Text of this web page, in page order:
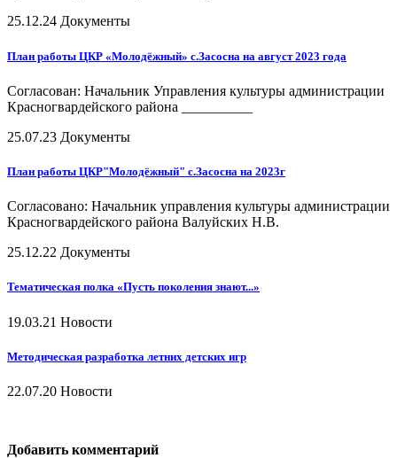
25.12.24 Документы
План работы ЦКР «Молодёжный» с.Засосна на август 2023 года
Согласован: Начальник Управления культуры администрации
Красногвардейского района __________
25.07.23 Документы
План работы ЦКР"Молодёжный" с.Засосна на 2023г
Согласовано: Начальник управления культуры администрации
Красногвардейского района Валуйских Н.В.
25.12.22 Документы
Тематическая полка «Пусть поколения знают...»
19.03.21 Новости
Методическая разработка летних детских игр
22.07.20 Новости
Добавить комментарий